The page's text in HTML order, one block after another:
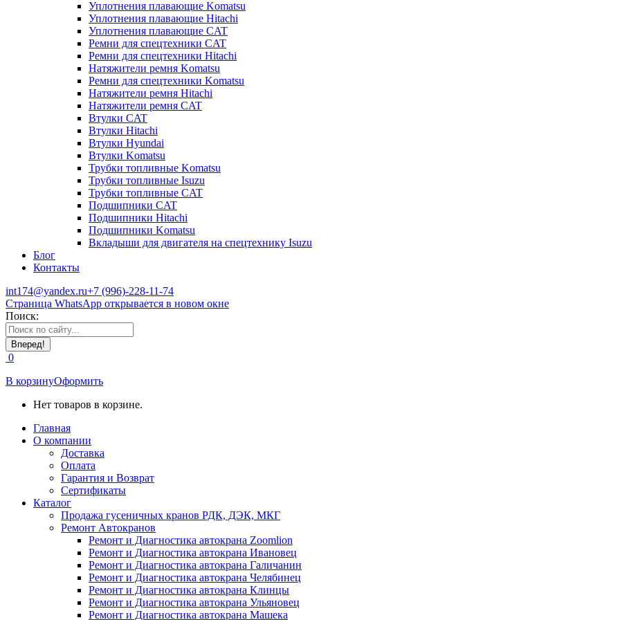
Уплотнения плавающие Komatsu
Уплотнения плавающие Hitachi
Уплотнения плавающие CAT
Ремни для спецтехники CAT
Ремни для спецтехники Hitachi
Натяжители ремня Komatsu
Ремни для спецтехники Komatsu
Натяжители ремня Hitachi
Натяжители ремня CAT
Втулки CAT
Втулки Hitachi
Втулки Hyundai
Втулки Komatsu
Трубки топливные Komatsu
Трубки топливные Isuzu
Трубки топливные CAT
Подшипники CAT
Подшипники Hitachi
Подшипники Komatsu
Вкладыши для двигателя на спецтехнику Isuzu
Блог
Контакты
int174@yandex.ru+7 (996)-228-11-74
Страница WhatsApp открывается в новом окне
Поиск:
0
В корзинуОформить
Нет товаров в корзине.
Главная
О компании
Доставка
Оплата
Гарантия и Возврат
Сертификаты
Каталог
Продажа гусеничных кранов РДК, ДЭК, МКГ
Ремонт Автокранов
Ремонт и Диагностика автокрана Zoomlion
Ремонт и Диагностика автокрана Ивановец
Ремонт и Диагностика автокрана Галичанин
Ремонт и Диагностика автокрана Челябинец
Ремонт и Диагностика автокрана Клинцы
Ремонт и Диагностика автокрана Ульяновец
Ремонт и Диагностика автокрана Машека